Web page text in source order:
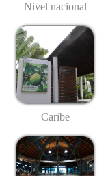
Nivel nacional
Caribe